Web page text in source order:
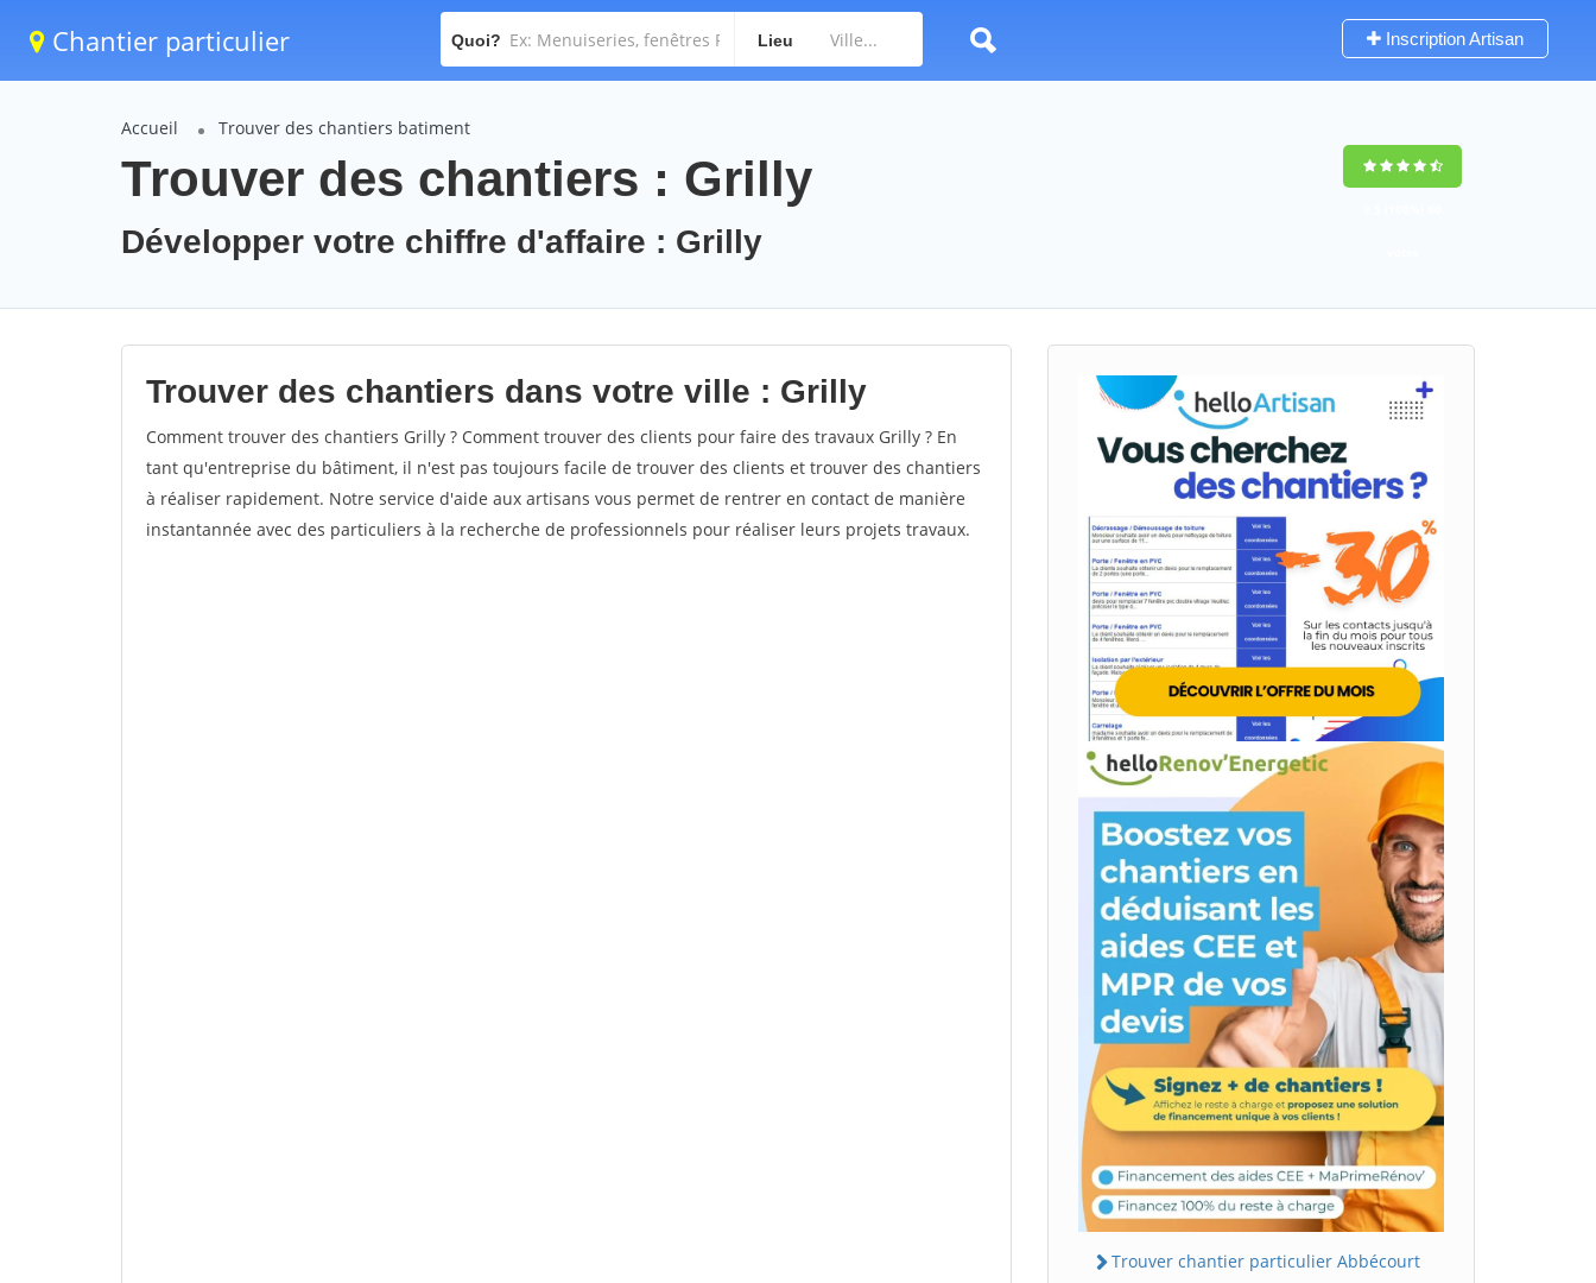
Chantier particulier Quoi? Lieu Inscription Artisan
Accueil Trouver des chantiers batiment
Trouver des chantiers : Grilly
Développer votre chiffre d'affaire : Grilly
Trouver des chantiers dans votre ville : Grilly
Comment trouver des chantiers Grilly ? Comment trouver des clients pour faire des travaux Grilly ? En
tant qu'entreprise du bâtiment, il n'est pas toujours facile de trouver des clients et trouver des chantiers
à réaliser rapidement. Notre service d'aide aux artisans vous permet de rentrer en contact de manière
instantannée avec des particuliers à la recherche de professionnels pour réaliser leurs projets travaux.
Trouver chantier particulier Abbécourt